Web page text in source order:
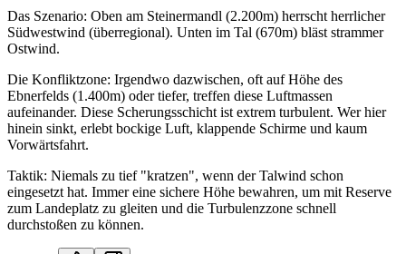
Das Szenario: Oben am Steinermandl (2.200m) herrscht herrlicher
Südwestwind (überregional). Unten im Tal (670m) bläst strammer
Ostwind.
Die Konfliktzone: Irgendwo dazwischen, oft auf Höhe des
Ebnerfelds (1.400m) oder tiefer, treffen diese Luftmassen
aufeinander. Diese Scherungsschicht ist extrem turbulent. Wer hier
hinein sinkt, erlebt bockige Luft, klappende Schirme und kaum
Vorwärtsfahrt.
Taktik: Niemals zu tief "kratzen", wenn der Talwind schon
eingesetzt hat. Immer eine sichere Höhe bewahren, um mit Reserve
zum Landeplatz zu gleiten und die Turbulenzzone schnell
durchstoßen zu können.